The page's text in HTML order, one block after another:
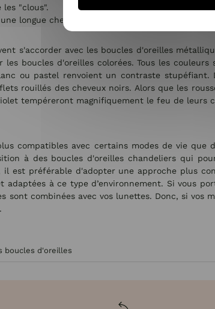
les "clous".
une longue chevelure, choisissez des boucles
s'accorder avec les boucles d'oreilles
boucles d'oreilles colorées. Tous les
ou pastel renvoient un contraste
rouillés des cheveux noirs. Alors que les
tempéreront magnifiquement le feu de leurs
compatibles avec certains modes de vie
à des boucles d'oreilles chandeliers qui
est préférable d'adopter une approche plus
à ce type d’environnement. Si vous
sont combinées avec vos lunettes. Donc, si
boucles d'oreilles